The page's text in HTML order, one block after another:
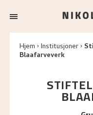
Hjem Institusjoner
Blaafarveverk